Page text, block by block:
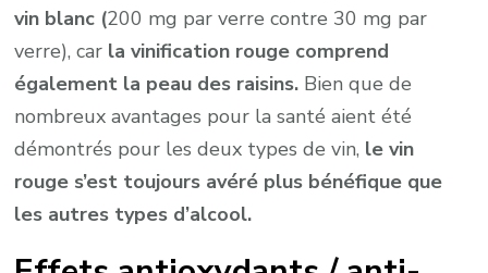
vin blanc (200 mg par verre contre 30 mg par
verre), car la vinification rouge comprend
également la peau des raisins. Bien que de
nombreux avantages pour la santé aient été
démontrés pour les deux types de vin, le vin
rouge s’est toujours avéré plus bénéfique que
les autres types d’alcool.